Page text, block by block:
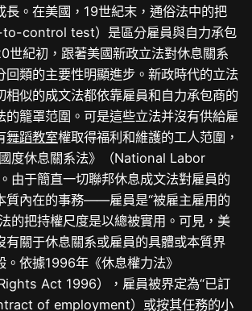
長。在美國，19世紀末，通俗法中的把
control test）是區分雇員與自力承包
世紀初，跟著美國新政立法對休息關系
回類的主要性明顯進步。新政時代的立法
相似的成文法都依靠雇員和自力承包商的
的籠罩范圍。可是這些立法并沒有供給雇
舞蹈教室權取得福利和維護的工人范圍，
度休息關系法》（National Labor
由于簡直一切聯邦休息成文法對雇員的
質內在的事務——雇員是“被雇主雇用的
的把持權尺度是以總被實用。可見，美
有關于休息關系或雇員的具體或本質界
依據1996年《休息權力法》
Act 1996），雇員被界定為“已訂
of employment）或按其任務的小